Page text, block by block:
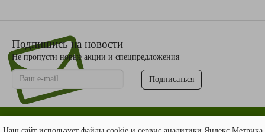
Подпишись на новости
Не пропусти новые акции и спецпредложения
Подписаться